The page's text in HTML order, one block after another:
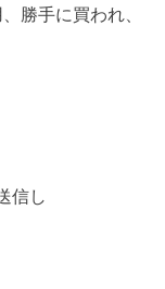
勝手に買われ、
信し